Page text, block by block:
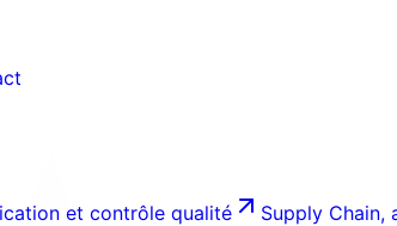
et contrôle qualité Supply Chain,